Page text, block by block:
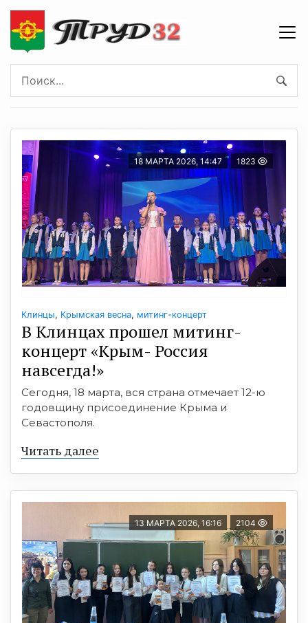
18 МАРТА 2026, 14:47 1823
Клинцы, Крымская весна, митинг-концерт
В Клинцах прошел митинг-
концерт «Крым- Россия
навсегда!»
Сегодня, 18 марта, вся страна отмечает 12-ю
годовщину присоединение Крыма и
Севастополя.
Читать далее
13 МАРТА 2026, 16:16 2104